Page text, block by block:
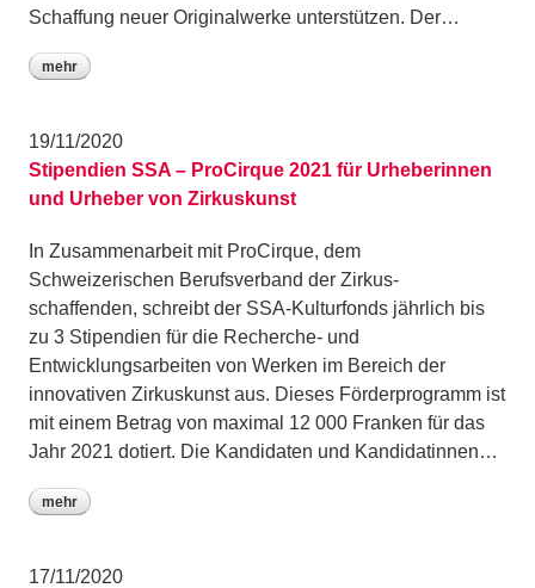
Schaffung neuer Originalwerke unterstützen. Der…
mehr
19/11/2020
Stipendien SSA – ProCirque 2021 für Urheberinnen
und Urheber von Zirkuskunst
In Zusammenarbeit mit ProCirque, dem
Schweizerischen Berufsverband der Zirkus-
schaffenden, schreibt der SSA-Kulturfonds jährlich bis
zu 3 Stipendien für die Recherche- und
Entwicklungsarbeiten von Werken im Bereich der
innovativen Zirkuskunst aus. Dieses Förderprogramm ist
mit einem Betrag von maximal 12 000 Franken für das
Jahr 2021 dotiert. Die Kandidaten und Kandidatinnen…
mehr
17/11/2020